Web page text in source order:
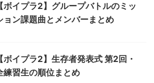
【ボイプラ2】グループバトルのミッ
ョン課題曲とメンバーまとめ
【ボイプラ2】生存者発表式 第2回・
練習生の順位まとめ